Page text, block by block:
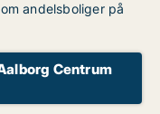
andelsboliger på
Centrum